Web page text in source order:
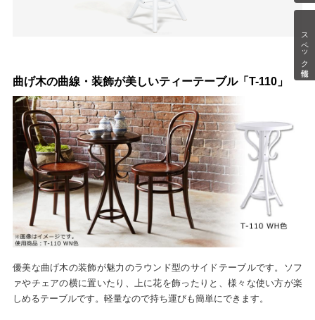
スペック情報
曲げ木の曲線・装飾が美しいティーテーブル「T-110」
優美な曲げ木の装飾が魅力のラウンド型のサイドテーブルです。ソフ
ァやチェアの横に置いたり、上に花を飾ったりと、様々な使い方が楽
しめるテーブルです。軽量なので持ち運びも簡単にできます。